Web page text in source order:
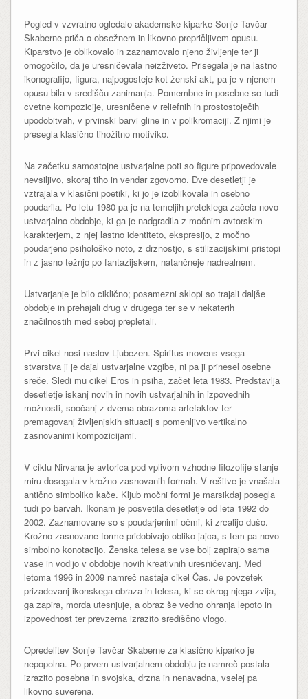
Pogled v vzvratno ogledalo akademske kiparke Sonje Tavčar
Skaberne priča o obsežnem in likovno prepričljivem opusu.
Kiparstvo je oblikovalo in zaznamovalo njeno življenje ter ji
omogočilo, da je uresničevala neizživeto. Prisegala je na lastno
ikonografijo, figura, najpogosteje kot ženski akt, pa je v njenem
opusu bila v središču zanimanja. Pomembne in posebne so tudi
cvetne kompozicije, uresničene v reliefnih in prostostoječih
upodobitvah, v prvinski barvi gline in v polikromaciji. Z njimi je
presegla klasično tihožitno motiviko.
Na začetku samostojne ustvarjalne poti so figure pripovedovale
nevsiljivo, skoraj tiho in vendar zgovorno. Dve desetletji je
vztrajala v klasični poetiki, ki jo je izoblikovala in osebno
poudarila. Po letu 1980 pa je na temeljih preteklega začela novo
ustvarjalno obdobje, ki ga je nadgradila z močnim avtorskim
karakterjem, z njej lastno identiteto, ekspresijo, z močno
poudarjeno psihološko noto, z drznostjo, s stilizacijskimi pristopi
in z jasno težnjo po fantazijskem, natančneje nadrealnem.
Ustvarjanje je bilo ciklično; posamezni sklopi so trajali daljše
obdobje in prehajali drug v drugega ter se v nekaterih
značilnostih med seboj prepletali.
Prvi cikel nosi naslov Ljubezen. Spiritus movens vsega
stvarstva ji je dajal ustvarjalne vzgibe, ni pa ji prinesel osebne
sreče. Sledi mu cikel Eros in psiha, začet leta 1983. Predstavlja
desetletje iskanj novih in novih ustvarjalnih in izpovednih
možnosti, soočanj z dvema obrazoma artefaktov ter
premagovanj življenjskih situacij s pomenljivo vertikalno
zasnovanimi kompozicijami.
V ciklu Nirvana je avtorica pod vplivom vzhodne filozofije stanje
miru dosegala v krožno zasnovanih formah. V rešitve je vnašala
antično simboliko kače. Kljub močni formi je marsikdaj posegla
tudi po barvah. Ikonam je posvetila desetletje od leta 1992 do
2002. Zaznamovane so s poudarjenimi očmi, ki zrcalijo dušo.
Krožno zasnovane forme pridobivajo obliko jajca, s tem pa novo
simbolno konotacijo. Ženska telesa se vse bolj zapirajo sama
vase in vodijo v obdobje novih kreativnih uresničevanj. Med
letoma 1996 in 2009 namreč nastaja cikel Čas. Je povzetek
prizadevanj ikonskega obraza in telesa, ki se okrog njega zvija,
ga zapira, morda utesnjuje, a obraz še vedno ohranja lepoto in
izpovednost ter prevzema izrazito središčno vlogo.
Opredelitev Sonje Tavčar Skaberne za klasično kiparko je
nepopolna. Po prvem ustvarjalnem obdobju je namreč postala
izrazito posebna in svojska, drzna in nenavadna, vselej pa
likovno suverena.